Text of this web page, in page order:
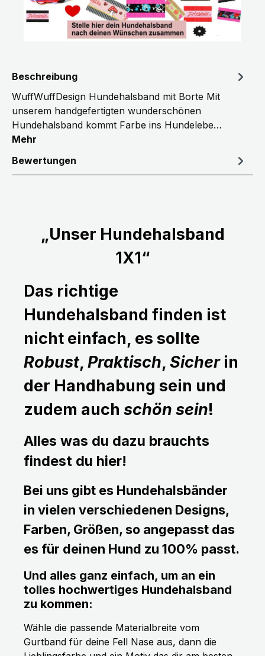
Beschreibung
WuffWuffDesign Hundehalsband mit Borte Mit
unserem handgefertigten wunderschönen
Hundehalsband kommt Farbe ins Hundelebe…
Mehr
Bewertungen
„Unser Hundehalsband
1X1“
Das richtige
Hundehalsband finden ist
nicht einfach, es sollte
Robust, Praktisch, Sicherin
der Handhabung sein und
zudem auch schön sein!
Alles was du dazu brauchts
findest du hier!
Bei uns gibt es Hundehalsbänder
in vielen verschiedenen Designs,
Farben, Größen, so angepasst das
es für deinen Hund zu 100% passt.
Und alles ganz einfach, um an ein
tolles hochwertiges Hundehalsband
zu kommen:
Wähle die passende Materialbreite vom
Gurtband für deine Fell Nase aus, dann die